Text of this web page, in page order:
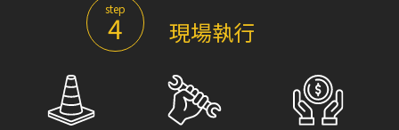
step
4 現場執行